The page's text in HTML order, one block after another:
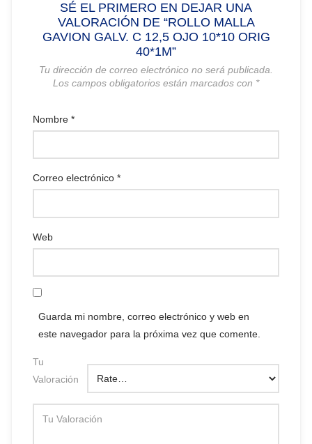
SÉ EL PRIMERO EN DEJAR UNA
VALORACIÓN DE “ROLLO MALLA
GAVION GALV. C 12,5 OJO 10*10 ORIG
40*1M”
Tu dirección de correo electrónico no será publicada.
Los campos obligatorios están marcados con *
Nombre *
Correo electrónico *
Web
Guarda mi nombre, correo electrónico y web en
este navegador para la próxima vez que comente.
Tu
Valoración